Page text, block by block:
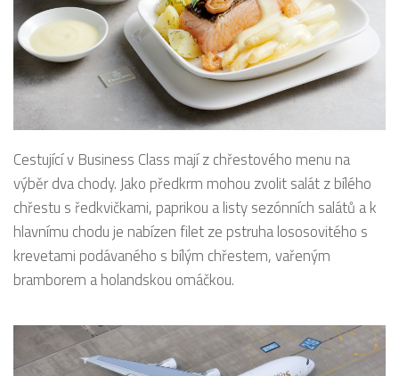
Cestující v Business Class mají z chřestového menu na
výběr dva chody. Jako předkrm mohou zvolit salát z bílého
chřestu s ředkvičkami, paprikou a listy sezónních salátů a k
hlavnímu chodu je nabízen filet ze pstruha lososovitého s
krevetami podávaného s bílým chřestem, vařeným
bramborem a holandskou omáčkou.